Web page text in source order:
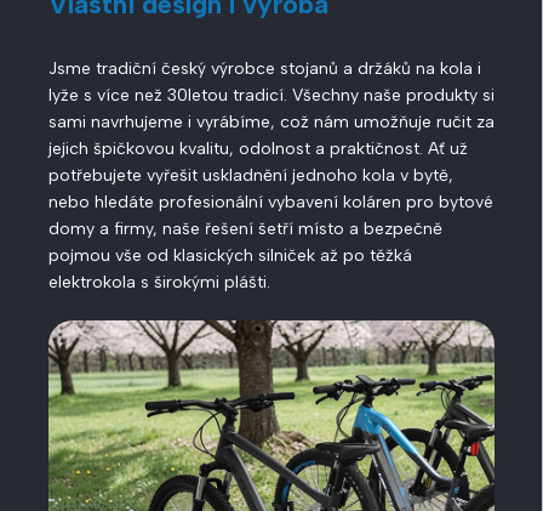
Jsme tradiční český výrobce stojanů a držáků na kola i
lyže s více než 30letou tradicí. Všechny naše produkty si
sami navrhujeme i vyrábíme, což nám umožňuje ručit za
jejich špičkovou kvalitu, odolnost a praktičnost. Ať už
potřebujete vyřešit uskladnění jednoho kola v bytě,
nebo hledáte profesionální vybavení koláren pro bytové
domy a firmy, naše řešení šetří místo a bezpečně
pojmou vše od klasických silniček až po těžká
elektrokola s širokými plášti.